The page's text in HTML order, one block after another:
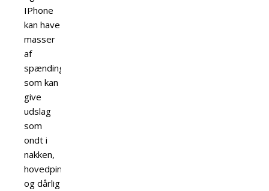
IPhone
kan have
masser
af
spændinger
som kan
give
udslag
som
ondt i
nakken,
hovedpine
og dårlig